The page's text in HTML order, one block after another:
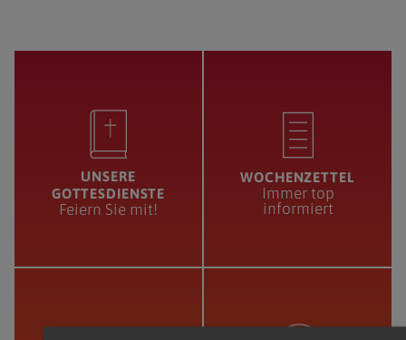
UNSERE
GOTTESDIENSTE
Feiern Sie mit!
WOCHENZETTEL
Immer top
informiert